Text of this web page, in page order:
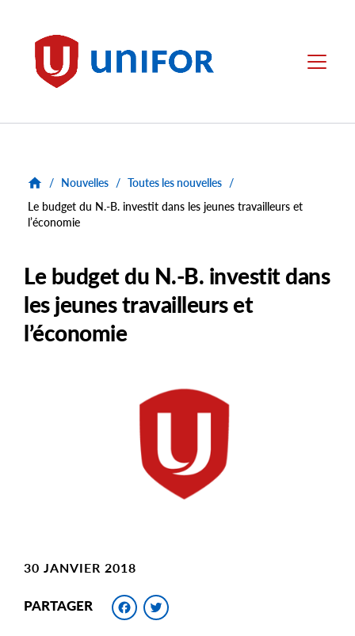
Unifor Menu
/ Nouvelles / Toutes les nouvelles /
Le budget du N.-B. investit dans les jeunes travailleurs et
l’économie
Le budget du N.-B. investit dans
les jeunes travailleurs et
l’économie
30 JANVIER 2018
PARTAGER Facebook